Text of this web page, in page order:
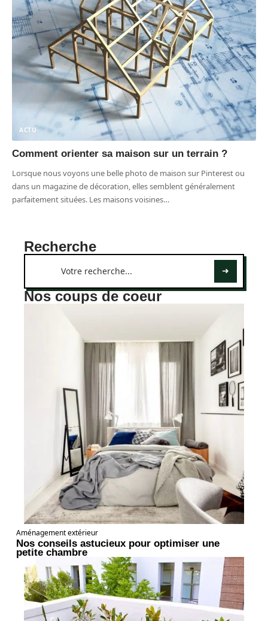
ACTU
Comment orienter sa maison sur un terrain ?
Lorsque nous voyons une belle photo de maison sur Pinterest ou
dans un magazine de décoration, elles semblent généralement
parfaitement situées. Les maisons voisines…
Recherche
Nos coups de coeur
Aménagement extérieur
Nos conseils astucieux pour optimiser une
petite chambre